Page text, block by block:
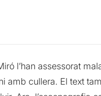
l’han assessorat
amb cullera. El text